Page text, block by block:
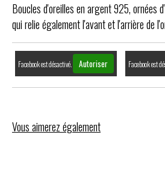
Boucles d'oreilles en argent 925, ornées
qui relie également l'avant et l'arrière de
Facebook est désactivé. Autoriser Facebook est
Vous aimerez également